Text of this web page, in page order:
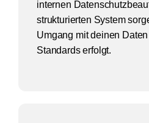
internen
strukturierten System
Umgang mit deinen
Standards erfolgt.